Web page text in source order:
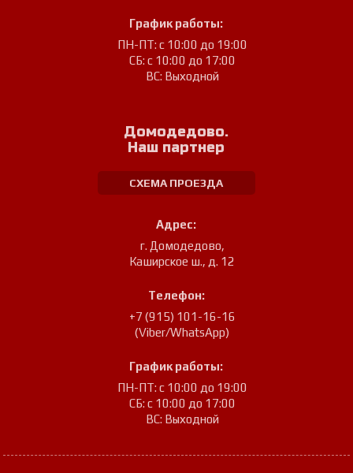
График работы:
ПН-ПТ: с 10:00 до 19:00
СБ: с 10:00 до 17:00
ВС: Выходной
Домодедово.
Наш партнер
СХЕМА ПРОЕЗДА
Адрес:
г. Домодедово,
Каширское ш., д. 12
Телефон:
+7 (915) 101-16-16
(Viber/WhatsApp)
График работы:
ПН-ПТ: с 10:00 до 19:00
СБ: с 10:00 до 17:00
ВС: Выходной